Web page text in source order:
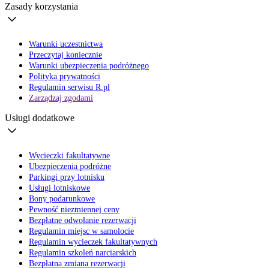
Zasady korzystania
Warunki uczestnictwa
Przeczytaj koniecznie
Warunki ubezpieczenia podróżnego
Polityka prywatności
Regulamin serwisu R.pl
Zarządzaj zgodami
Usługi dodatkowe
Wycieczki fakultatywne
Ubezpieczenia podróżne
Parkingi przy lotnisku
Usługi lotniskowe
Bony podarunkowe
Pewność niezmiennej ceny
Bezpłatne odwołanie rezerwacji
Regulamin miejsc w samolocie
Regulamin wycieczek fakultatywnych
Regulamin szkoleń narciarskich
Bezpłatna zmiana rezerwacji